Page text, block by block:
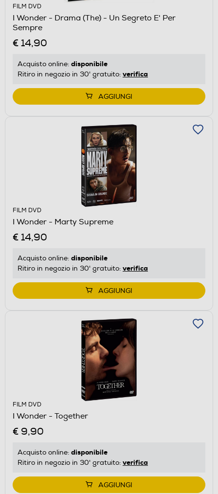
FILM DVD
I Wonder - Drama (The) - Un Segreto E' Per
Sempre
€ 14,90
Acquisto online: disponibile
Ritiro in negozio in 30' gratuito: verifica
AGGIUNGI
FILM DVD
I Wonder - Marty Supreme
€ 14,90
Acquisto online: disponibile
Ritiro in negozio in 30' gratuito: verifica
AGGIUNGI
FILM DVD
I Wonder - Together
€ 9,90
Acquisto online: disponibile
Ritiro in negozio in 30' gratuito: verifica
AGGIUNGI